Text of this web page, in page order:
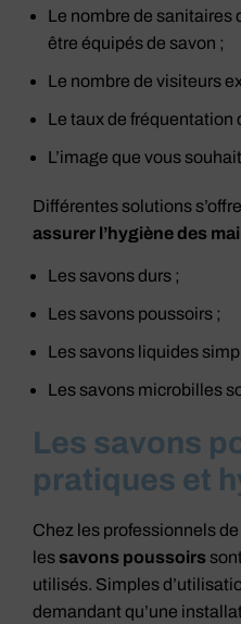
Le nombre de
être équipés de savon ;
Le nombre de visiteurs
Le taux de fréquentation
L’image que vous
Différentes solutions
assurer l’hygiène des
Les savons durs ;
Les savons poussoirs ;
Les savons liquides
Les savons microbilles
Les savons
pratiques et
Chez les professionnels
les savons poussoirs
utilisés. Simples
demandant qu’une